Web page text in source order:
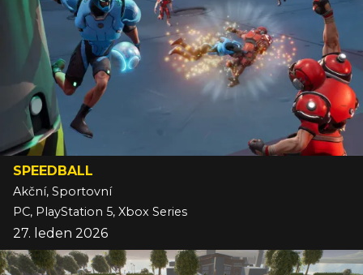
SPEEDBALL
Akční, Sportovní
PC, PlayStation 5, Xbox Series
27. leden 2026